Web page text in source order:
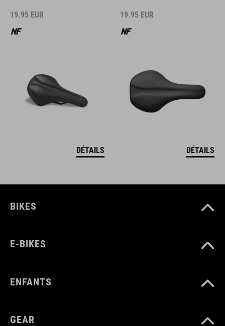
19.95 EUR
DÉTAILS
19.95 EUR
DÉTAILS
BIKES
E-BIKES
ENFANTS
GEAR